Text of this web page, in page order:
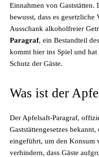
Einnahmen von Gaststätten.
bewusst, dass es
Ausschank alkoholfreier
Paragraf, ein Bestandteil
kommt hier ins Spiel und
Schutz der Gäste.
Was ist der
Der Apfelsaft-Paragraf,
Gaststättengesetzes
eingeführt, um den Konsum
verhindern, dass Gäste